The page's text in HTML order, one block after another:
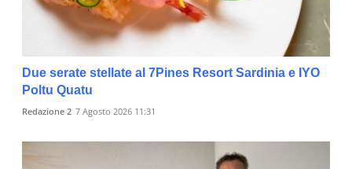
Due serate stellate al 7Pines Resort Sardinia e IYO
Poltu Quatu
Redazione 2 7 Agosto 2026 11:31